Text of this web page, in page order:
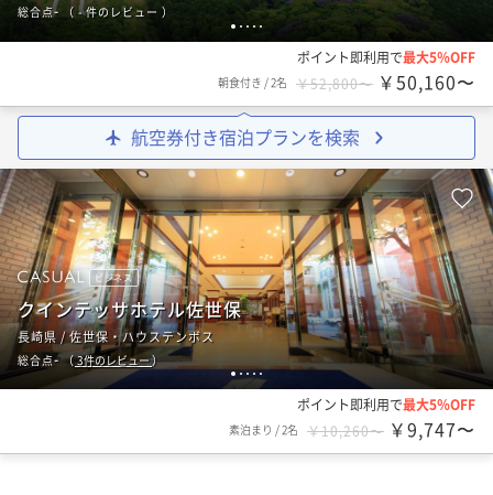
1 2 3 4 5
総合点- （ - 件のレビュー ）
ポイント即利用で最大5％OFF
朝食付き /2名 ￥52,800〜 ￥50,160〜
航空券付き宿泊プランを検索
12345
ビジネス
クインテッサホテル佐世保
長崎県 / 佐世保・ハウステンボス
総合点-（3件のレビュー）
ポイント即利用で最大5％OFF
素泊まり /2名 ￥10,260〜 ￥9,747〜